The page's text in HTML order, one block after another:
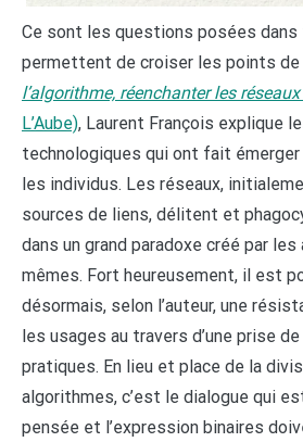
Ce sont les questions posées dans
permettent de croiser les points de
l’algorithme, réenchanter les
L’Aube), Laurent François explique
technologiques qui ont fait
les individus. Les réseaux,
sources de liens, délitent et
dans un grand paradoxe créé par
mêmes. Fort heureusement, il est
désormais, selon l’auteur, une
les usages au travers d’une prise
pratiques. En lieu et place de la
algorithmes, c’est le dialogue qui
pensée et l’expression binaires